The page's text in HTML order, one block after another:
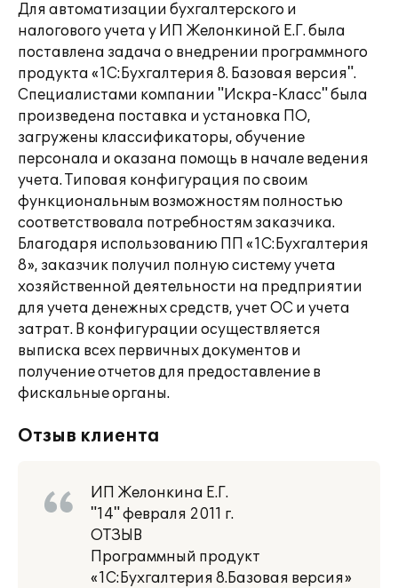
Для автоматизации бухгалтерского и
налогового учета у ИП Желонкиной Е.Г. была
поставлена задача о внедрении программного
продукта «1С:Бухгалтерия 8. Базовая версия".
Специалистами компании "Искра-Класс" была
произведена поставка и установка ПО,
загружены классификаторы, обучение
персонала и оказана помощь в начале ведения
учета. Типовая конфигурация по своим
функциональным возможностям полностью
соответствовала потребностям заказчика.
Благодаря использованию ПП «1С:Бухгалтерия
8», заказчик получил полную систему учета
хозяйственной деятельности на предприятии
для учета денежных средств, учет ОС и учета
затрат. В конфигурации осуществляется
выписка всех первичных документов и
получение отчетов для предоставление в
фискальные органы.
Отзыв клиента
ИП Желонкина Е.Г.
"14" февраля 2011 г.
ОТЗЫВ
Программный продукт
«1С:Бухгалтерия 8.Базовая версия»